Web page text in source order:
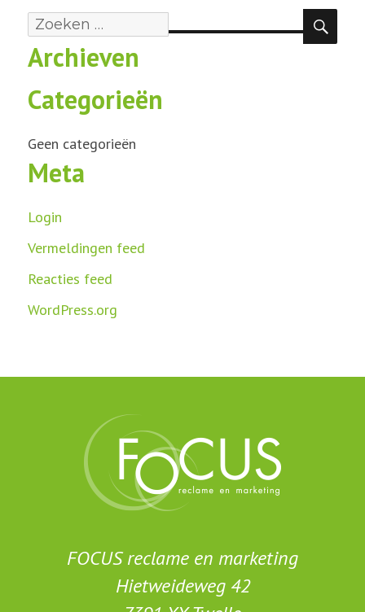
Zoeken
naar:
Archieven
Categorieën
Geen categorieën
Meta
Login
Vermeldingen feed
Reacties feed
WordPress.org
FOCUS reclame en marketing
Hietweideweg 42